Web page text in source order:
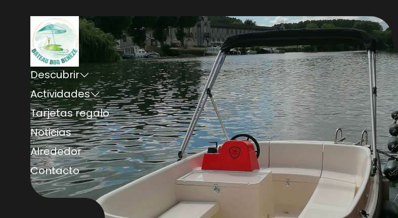
Descubrir
Actividades
Tarjetas regalo
Noticias
Alrededor
Contacto